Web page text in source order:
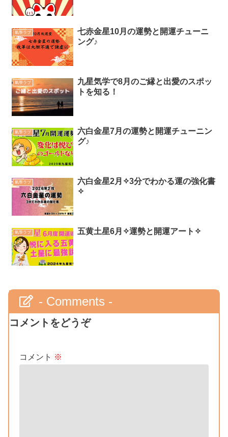
氣學ラブ
七赤金星10月の運勢と開運チューニ
ング♪
氣學ラブ
九星気学で8月のご縁と出愛のスポッ
トを知る！
氣學ラブ
六白金星7月の運勢と開運チューニン
グ♪
氣學ラブ
六白金星2月✧3分でわかる運の強化書
✧
氣學ラブ 五黄土星6月✧運勢と開運アート✧
- Comments -
コメントをどうぞ
コメント ※